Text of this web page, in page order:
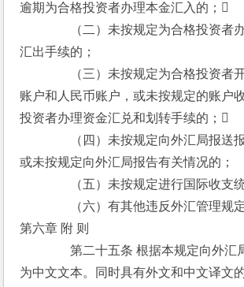
逾期为合格投资者办理本金汇入的；
（二）未按规定为合格投资者办
汇出手续的；
（三）未按规定为合格投资者开
账户和人民币账户，或未按规定的账户
投资者办理资金汇兑和划转手续的；
（四）未按规定向外汇局报送报
或未按规定向外汇局报告有关情况的；
（五）未按规定进行国际收支统
（六）有其他违反外汇管理规定
第六章 附 则
第二十五条 根据本规定向外汇局
为中文文本。同时具有外文和中文译文